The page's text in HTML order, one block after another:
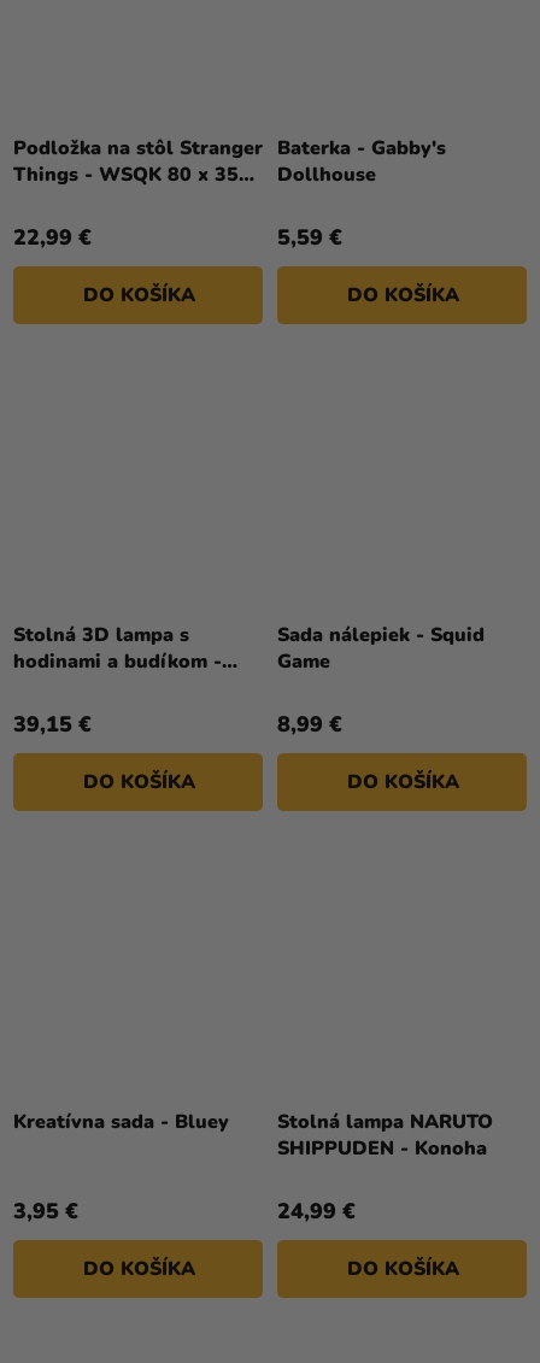
Podložka na stôl Stranger
Things - WSQK 80 x 35
22,99 €
DO KOŠÍKA
Baterka - Gabby's
Dollhouse
5,59 €
DO KOŠÍKA
Stolná 3D lampa s
hodinami a budíkom -
39,15 €
DO KOŠÍKA
Sada nálepiek - Squid
Game
8,99 €
DO KOŠÍKA
Kreatívna sada - Bluey
3,95 €
DO KOŠÍKA
Stolná lampa NARUTO
SHIPPUDEN - Konoha
24,99 €
DO KOŠÍKA